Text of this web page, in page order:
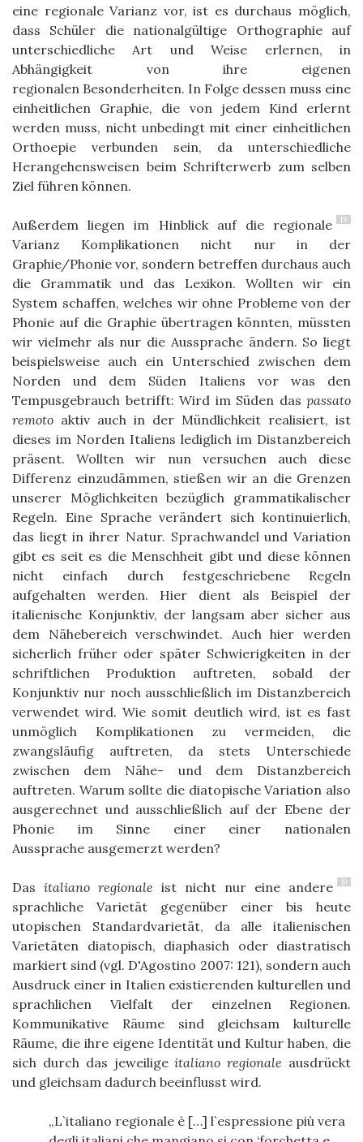
eine regionale Varianz vor, ist es durchaus möglich,
dass Schüler die nationalgültige Orthographie auf
unterschiedliche Art und Weise erlernen, in
Abhängigkeit von ihre eigenen
regionalen Besonderheiten. In Folge dessen muss eine
einheitlichen Graphie, die von jedem Kind erlernt
werden muss, nicht unbedingt mit einer einheitlichen
Orthoepie verbunden sein, da unterschiedliche
Herangehensweisen beim Schrifterwerb zum selben
Ziel führen können.
18
Außerdem liegen im Hinblick auf die regionale
Varianz Komplikationen nicht nur in der
Graphie/Phonie vor, sondern betreffen durchaus auch
die Grammatik und das Lexikon.
Wollten wir ein
System schaffen, welches wir ohne Probleme von der
Phonie auf die Graphie übertragen könnten, müssten
wir vielmehr als nur die Aussprache ändern. So liegt
beispielsweise auch ein Unterschied zwischen dem
Norden und dem Süden Italiens vor was den
Tempusgebrauch betrifft: Wird im Süden das passato
remoto aktiv auch in der Mündlichkeit realisiert, ist
dieses im Norden Italiens lediglich im Distanzbereich
präsent. Wollten wir nun versuchen auch diese
Differenz einzudämmen, stießen wir an die Grenzen
unserer Möglichkeiten bezüglich grammatikalischer
Regeln. Eine Sprache verändert sich kontinuierlich,
das liegt in ihrer Natur. Sprachwandel und Variation
gibt es seit es die Menschheit gibt und diese können
nicht einfach durch festgeschriebene Regeln
aufgehalten werden. Hier dient als Beispiel der
italienische Konjunktiv, der langsam aber sicher aus
dem Nähebereich verschwindet. Auch hier werden
sicherlich früher oder später Schwierigkeiten in der
schriftlichen Produktion auftreten, sobald der
Konjunktiv nur noch ausschließlich im Distanzbereich
verwendet wird. Wie somit deutlich wird, ist es fast
unmöglich Komplikationen zu vermeiden, die
zwangsläufig auftreten, da stets Unterschiede
zwischen dem Nähe- und dem Distanzbereich
auftreten. Warum sollte die diatopische Variation also
ausgerechnet und ausschließlich auf der Ebene der
Phonie im Sinne einer einer nationalen
Aussprache ausgemerzt werden?
19
Das italiano regionale ist nicht nur eine andere
sprachliche Varietät gegenüber einer bis heute
utopischen Standardvarietät, da alle italienischen
Varietäten diatopisch, diaphasich oder diastratisch
markiert sind (vgl. D'Agostino 2007: 121), sondern auch
Ausdruck einer in Italien existierenden kulturellen und
sprachlichen Vielfalt der einzelnen Regionen.
Kommunikative Räume sind gleichsam kulturelle
Räume, die ihre eigene Identität und Kultur haben, die
sich durch das jeweiligeitaliano regionale ausdrückt
und gleichsam dadurch beeinflusst wird.
L`italiano regionale è […] l`espressione più vera